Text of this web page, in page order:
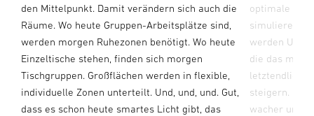
den Mittelpunkt. Damit verändern sich auch die
Räume. Wo heute Gruppen-Arbeitsplätze sind,
werden morgen Ruhezonen benötigt. Wo heute
Einzeltische stehen, finden sich morgen
Tischgruppen. Großflächen werden in flexible,
individuelle Zonen unterteilt. Und, und, und. Gut,
dass es schon heute smartes Licht gibt, das
optimale
simulieren.
werden
die das
letztendlich
steigern. Die
wacher und